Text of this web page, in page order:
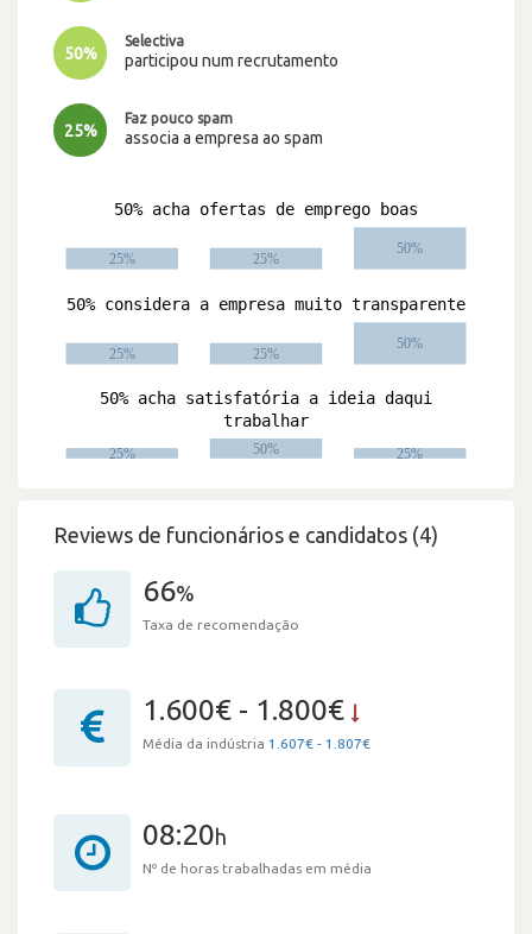
50%
Selectiva
participou num recrutamento
25%
Faz pouco spam
associa a empresa ao spam
Reviews de funcionários e candidatos (4)
66%
Taxa de recomendação
1.600€ - 1.800€
Média da indústria 1.607€ - 1.807€
08:20h
Nº de horas trabalhadas em média